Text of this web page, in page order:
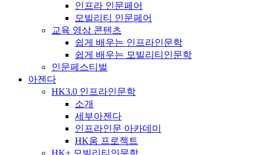
인프라 인문페어
모빌리티 인문페어
교육 영상 콘텐츠
쉽게 배우는 인프라인문학
쉽게 배우는 모빌리티인문학
인문페스티벌
아젠다
HK3.0 인프라인문학
소개
세부아젠다
인프라인문 아카데미
HK움 프로젝트
HK+ 모빌리티인문학